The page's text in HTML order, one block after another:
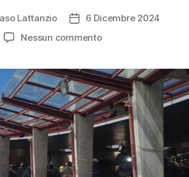
Lattanzio
Data
dell'articolo
6 Dicembre 2024
Nessun commentosu
di
Entroncamento,
Portogallo